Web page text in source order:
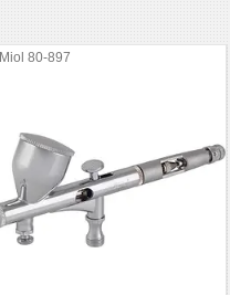
Miol 80-897